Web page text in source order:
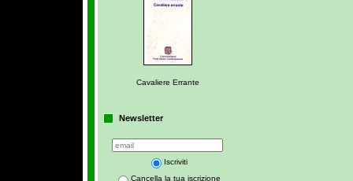
Cavaliere Errante
Newsletter
Iscriviti
Cancella la tua iscrizione